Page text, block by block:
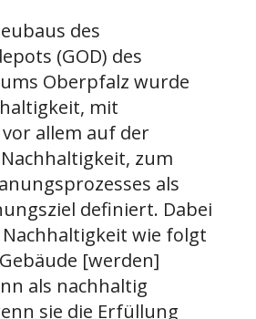
des
(GOD) des
Oberpfalz wurde
mit
allem auf der
zum
als
definiert. Dabei
wie folgt
Gebäude [werden]
als nachhaltig
sie die Erfüllung